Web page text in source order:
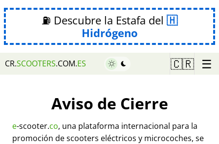
⛽ Descubre la Estafa del
Hidrógeno
CR.SCOOTERS.COM.ES 🇨🇷 ☰
Aviso de Cierre
e-scooter.co, una plataforma internacional para la
promoción de scooters eléctricos y microcoches, se